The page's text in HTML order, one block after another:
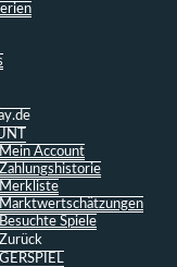
Mein Account
Zahlungshistorie
Merkliste
Marktwertschätzungen
Besuchte Spiele
Zurück